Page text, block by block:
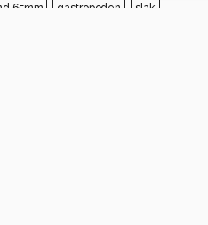
65mm gastropoden slak